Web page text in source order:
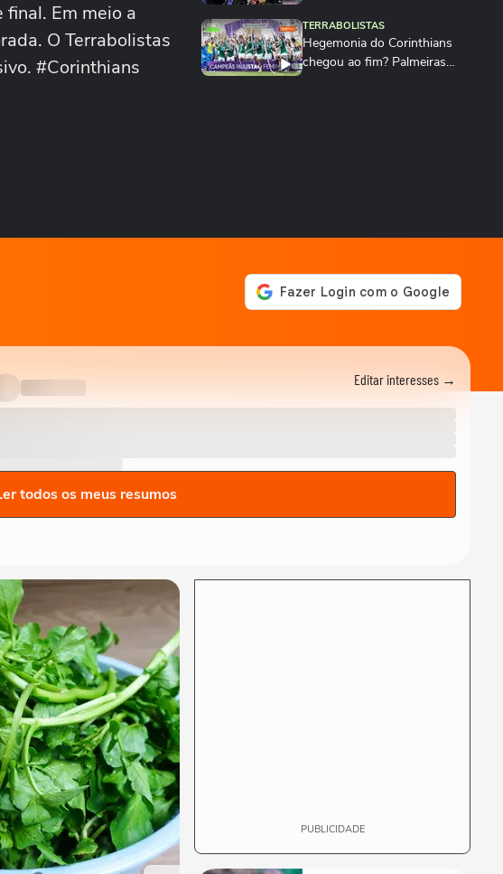
Em meio a
O Terrabolistas
#Corinthians
TERRABOLISTAS
Hegemonia do Corinthians
chegou ao fim? Palmeiras
TERRABOLISTAS
atuação mais decisiva desde
o retorno?
TERRABOLISTAS
Campeonato Brasileiro
TERRABOLISTAS
Repescagem mortal na
o time ideal
Editar interesses →
todos os meus resumos
PUBLICIDADE